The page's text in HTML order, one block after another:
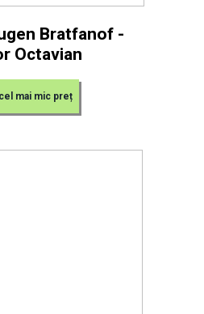
Bratfanof -
Octavian
mai mic preț